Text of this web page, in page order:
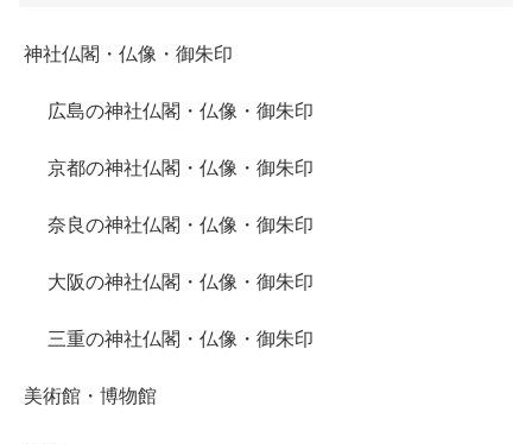
神社仏閣・仏像・御朱印
広島の神社仏閣・仏像・御朱印
京都の神社仏閣・仏像・御朱印
奈良の神社仏閣・仏像・御朱印
大阪の神社仏閣・仏像・御朱印
三重の神社仏閣・仏像・御朱印
美術館・博物館